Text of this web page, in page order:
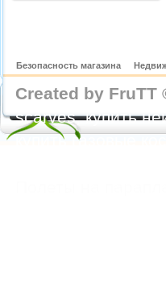
Безопасность магазина
Created by FruTT
scarves, купить
купить газовые